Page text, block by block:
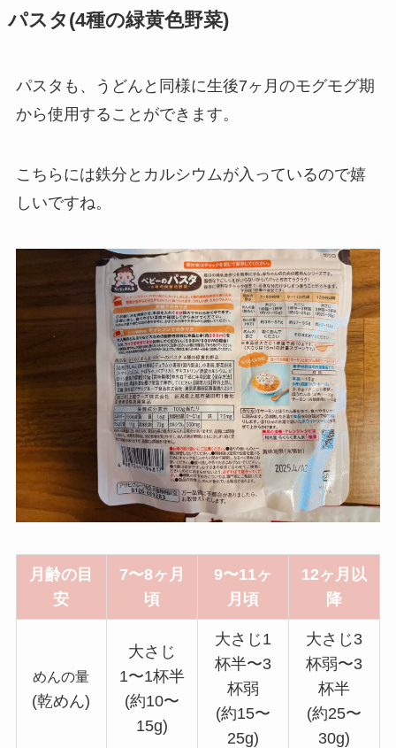
パスタ(4種の緑黄色野菜)
パスタも、うどんと同様に生後7ヶ月のモグモグ期
から使用することができます。
こちらには鉄分とカルシウムが入っているので嬉
しいですね。
月齢の目
安
7〜8ヶ月
頃
9〜11ヶ
月頃
12ヶ月以
降
めんの量
(乾めん)
大さじ
1〜1杯半
(約10〜
15g)
大さじ1
杯半〜3
杯弱
(約15〜
25g)
大さじ3
杯弱〜3
杯半
(約25〜
30g)